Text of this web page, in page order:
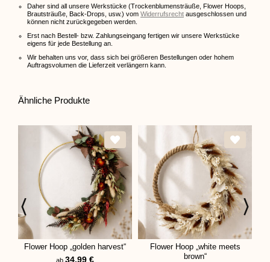
Daher sind all unsere Werkstücke (Trockenblumensträuße, Flower Hoops,
Brautsträuße, Back-Drops, usw.) vom Widerrufsrecht ausgeschlossen und
können nicht zurückgegeben werden.
Erst nach Bestell- bzw. Zahlungseingang fertigen wir unsere Werkstücke
eigens für jede Bestellung an.
Wir behalten uns vor, dass sich bei größeren Bestellungen oder hohem
Auftragsvolumen die Lieferzeit verlängern kann.
Ähnliche Produkte
Flower Hoop „golden harvest“
ab 34,99 €
Flower Hoop „white meets
brown“